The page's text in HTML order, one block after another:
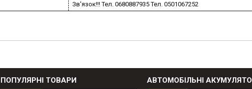
Зв'язок!!! Тел. 0680887935 Тел. 0501067252
ПОПУЛЯРНІ ТОВАРИ АВТОМОБІЛЬНІ